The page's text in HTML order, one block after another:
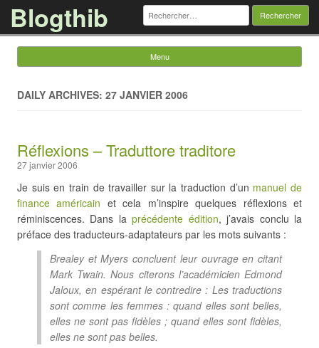
Blogthib Rechercher :
Menu
DAILY ARCHIVES: 27 JANVIER 2006
Réflexions – Traduttore traditore
27 janvier 2006
Je suis en train de travailler sur la traduction d’un manuel de
finance américain et cela m’inspire quelques réflexions et
réminiscences. Dans laprécédente édition, j’avais conclu la
préface des traducteurs-adaptateurs par les mots suivants :
Brealey et Myers concluent leur ouvrage en citant
Mark Twain. Nous citerons l’académicien Edmond
Jaloux, en espérant le contredire : Les traductions
sont comme les femmes : quand elles sont belles,
elles ne sont pas fidèles ; quand elles sont fidèles,
elles ne sont pas belles.